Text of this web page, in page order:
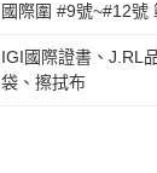
國際圍 #9號~#12號
IGI國際證書、J.RL
袋、擦拭布